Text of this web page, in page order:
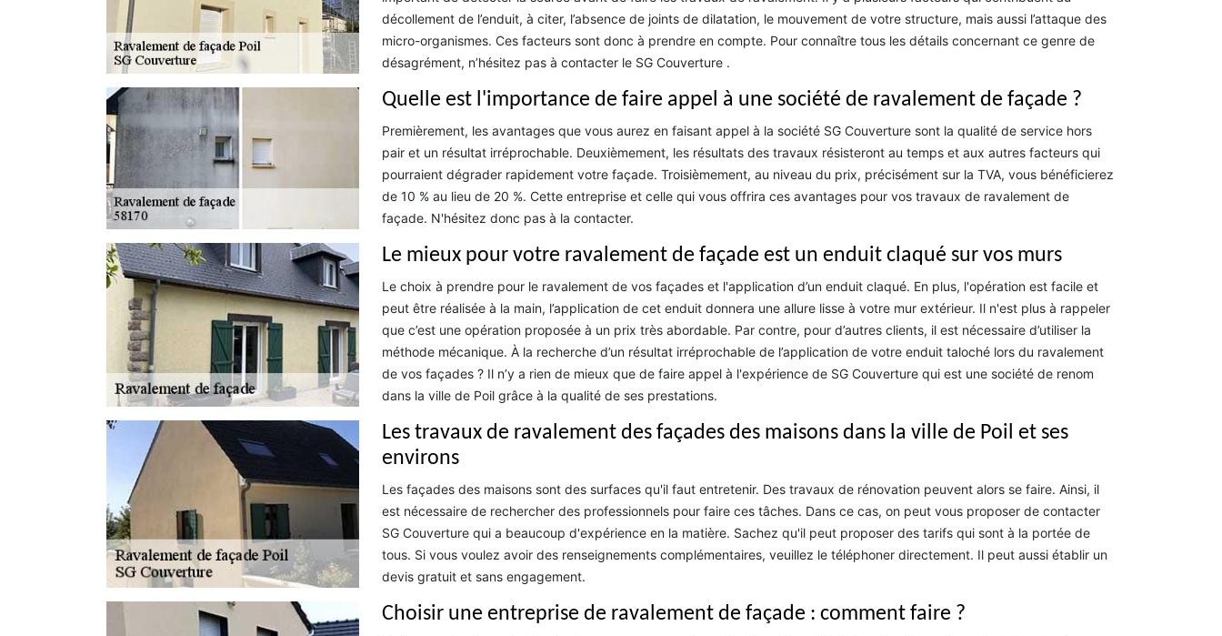
décollement de l’enduit, à citer, l’absence de joints de dilatation, le mouvement de votre structure, mais aussi l’attaque des
micro-organismes. Ces facteurs sont donc à prendre en compte. Pour connaître tous les détails concernant ce genre de
désagrément, n’hésitez pas à contacter le SG Couverture .
Quelle est l'importance de faire appel à une société de ravalement de façade ?
Premièrement, les avantages que vous aurez en faisant appel à la société SG Couverture sont la qualité de service hors
pair et un résultat irréprochable. Deuxièmement, les résultats des travaux résisteront au temps et aux autres facteurs qui
pourraient dégrader rapidement votre façade. Troisièmement, au niveau du prix, précisément sur la TVA, vous bénéficierez
de 10 % au lieu de 20 %. Cette entreprise et celle qui vous offrira ces avantages pour vos travaux de ravalement de
façade. N'hésitez donc pas à la contacter.
Le mieux pour votre ravalement de façade est un enduit claqué sur vos murs
Le choix à prendre pour le ravalement de vos façades et l'application d’un enduit claqué. En plus, l'opération est facile et
peut être réalisée à la main, l’application de cet enduit donnera une allure lisse à votre mur extérieur. Il n'est plus à rappeler
que c’est une opération proposée à un prix très abordable. Par contre, pour d’autres clients, il est nécessaire d’utiliser la
méthode mécanique. À la recherche d’un résultat irréprochable de l’application de votre enduit taloché lors du ravalement
de vos façades ? Il n’y a rien de mieux que de faire appel à l'expérience de SG Couverture qui est une société de renom
dans la ville de Poil grâce à la qualité de ses prestations.
Les travaux de ravalement des façades des maisons dans la ville de Poil et ses
environs
Les façades des maisons sont des surfaces qu'il faut entretenir. Des travaux de rénovation peuvent alors se faire. Ainsi, il
est nécessaire de rechercher des professionnels pour faire ces tâches. Dans ce cas, on peut vous proposer de contacter
SG Couverture qui a beaucoup d'expérience en la matière. Sachez qu'il peut proposer des tarifs qui sont à la portée de
tous. Si vous voulez avoir des renseignements complémentaires, veuillez le téléphoner directement. Il peut aussi établir un
devis gratuit et sans engagement.
Choisir une entreprise de ravalement de façade : comment faire ?